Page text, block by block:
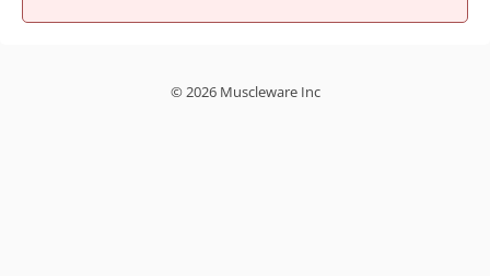
© 2026 Muscleware Inc